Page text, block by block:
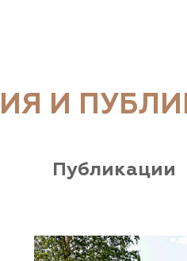
И
Публикации